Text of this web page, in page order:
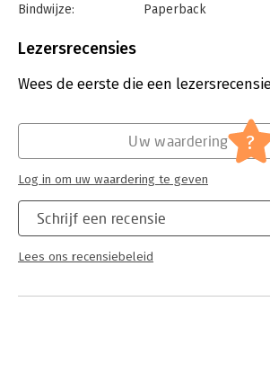
terrorism, this fascinating volume
capitalism and US cultural imperialism.
Bindwijze:
Paperback
Uitgever:
Hoofdrubriek:
Woordenboeken en
Routledge
American Literature
Lezersrecensies
Wees de eerste die een
Schrijf een recensie
Lees ons recensiebeleid
Uw waardering ?
Log in om uw waardering te geven